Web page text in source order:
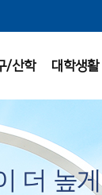
/산학 대학생활
더 높게